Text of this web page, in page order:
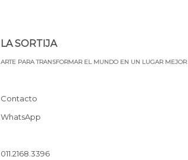
LA SORTIJA
ARTE PARA TRANSFORMAR EL MUNDO EN UN LUGAR MEJOR
Contacto
WhatsApp
011.2168.3396